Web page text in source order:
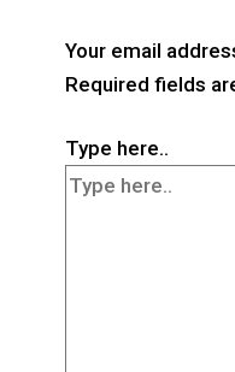
Your email
Required fields
Type here..